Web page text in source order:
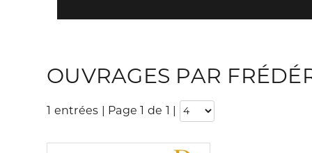
OUVRAGES PAR
1 entrées | Page 1 de 1 |